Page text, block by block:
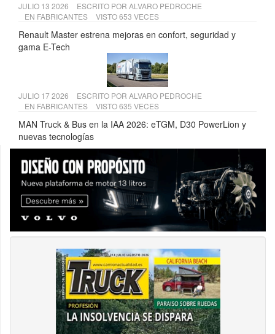
JULIO 13 2026 ESCRITO POR ALVARO PEDROCHE
EN FABRICANTES VISTO 653 VECES
Renault Master estrena mejoras en confort, seguridad y
gama E-Tech
JULIO 17 2026 ESCRITO POR ALVARO PEDROCHE
EN FABRICANTES VISTO 635 VECES
MAN Truck & Bus en la IAA 2026: eTGM, D30 PowerLion y
nuevas tecnologías